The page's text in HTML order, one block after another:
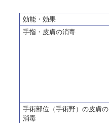
効能・効果
手指・皮膚の消毒
手術部位（手術野）の皮膚の
消毒